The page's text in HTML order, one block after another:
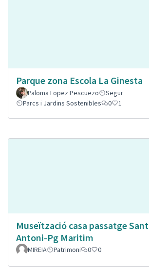
Parque zona Escola La Ginesta
Paloma Lopez Pescuezo
Segur
Parcs i Jardins Sostenibles
0 1
Museïtzació casa passatge Sant
Antoni-Pg Maritim
MIREIA Patrimoni 0 0